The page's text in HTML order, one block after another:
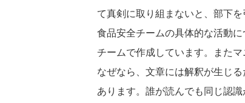
て真剣に取り組まないと、部下
食品安全チームの具体的な活動
チームで作成しています。また
なぜなら、文章には解釈が生じ
あります。誰が読んでも同じ認